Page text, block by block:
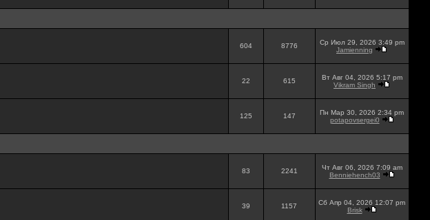
604 8776
Ср Июл 29, 2026 3:49 pm
Jamienning
22 615
Вт Авг 04, 2026 5:17 pm
Vikram Singh
125 147
Пн Мар 30, 2026 2:34 pm
potapovsergei0
83 2241
Чт Авг 06, 2026 7:09 am
Benniehench03
39 1157
Сб Апр 04, 2026 12:07 pm
Brisk